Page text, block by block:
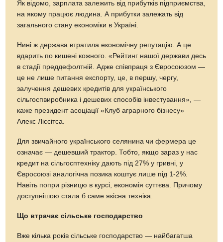
Як відомо, зарплата залежить від прибутків підприємства,
на якому працює людина. А прибутки залежать від
загального стану економіки в Україні.
Нині ж держава втратила економічну репутацію. А це
вдарить по кишені кожного. «Рейтинг нашої держави десь
в стадії преддефолтній. Адже співпраця з Євросоюзом —
це не лише питання експорту, це, в першу, чергу,
залучення дешевих кредитів для українського
сільгоспвиробника і дешевих способів інвестування», —
каже президент асоціації «Клуб аграрного бізнесу»
Алекс Ліссітса.
Для звичайного українського селянина чи фермера це
означає — дешевший трактор. Тобто, якщо зараз у нас
кредит на сільгосптехніку дають під 27% у гривні, у
Євросоюзі аналогічна позика коштує лише під 1-2%.
Навіть попри різницю в курсі, економія суттєва. Причому
доступнішою стала б саме якісна техніка.
Що втрачає сільське господарство
Вже кілька років сільське господарство — найбагатша